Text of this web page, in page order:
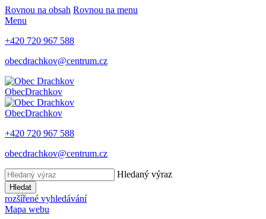
Rovnou na obsah Rovnou na menu
Menu
+420 720 967 588
obecdrachkov@centrum.cz
ObecDrachkov
ObecDrachkov
+420 720 967 588
obecdrachkov@centrum.cz
Hledaný výraz
Hledat
rozšířené vyhledávání
Mapa webu